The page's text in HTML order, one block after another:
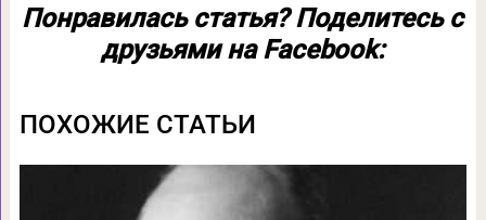
Понравилась статья? Поделитесь с
друзьями на Facebook:
ПОХОЖИЕ СТАТЬИ